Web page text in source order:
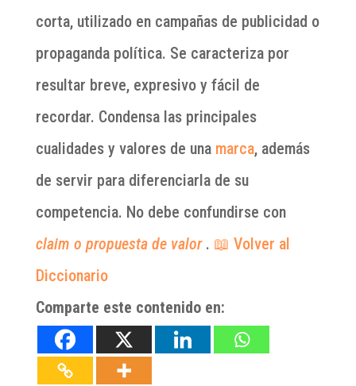
corta, utilizado en campañas de publicidad o
propaganda política. Se caracteriza por
resultar breve, expresivo y fácil de
recordar. Condensa las principales
cualidades y valores de una marca, además
de servir para diferenciarla de su
competencia. No debe confundirse con
claim o propuesta de valor . 📖 Volver al
Diccionario
Comparte este contenido en: